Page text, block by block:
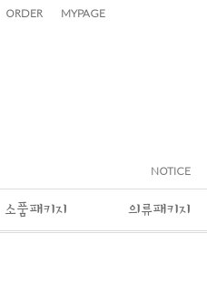
ORDER MYPAGE
NOTICE
소품패키지 의류패키지